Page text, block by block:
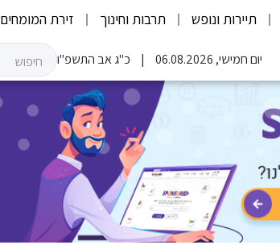
תיירות ונופש תרבות וחינוך זירת המומחים
יום חמישי, 06.08.2026 כ"ג אב התשפ"ו